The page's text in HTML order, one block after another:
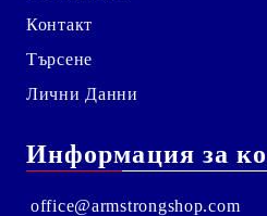
Контакт
Търсене
Лични Данни
Информация за
office@armstrongshop.com